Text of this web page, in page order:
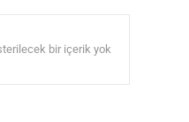
bir içerik yok